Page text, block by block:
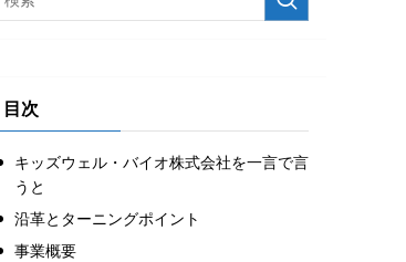
目次
キッズウェル・バイオ株式会社を一言で言
うと
沿革とターニングポイント
事業概要